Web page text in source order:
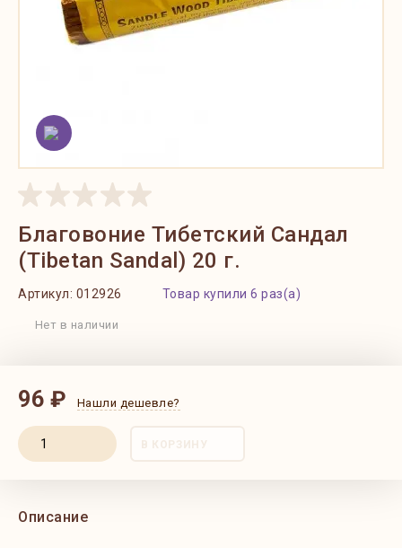
Благовоние Тибетский Сандал
(Tibetan Sandal) 20 г.
Артикул: 012926 Товар купили 6 раз(а)
Нет в наличии
96 ₽ Нашли дешевле?
В КОРЗИНУ
Описание